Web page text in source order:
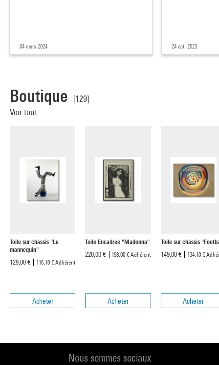
04 mars 2024 24 oct. 2023
Boutique
[129]
Voir tout
Toile sur châssis "Le
mannequin"
129,00 €
116,10 €Adhérent
Acheter
Toile Encadrée "Madonna"
220,00 €
198,00 €Adhérent
Acheter
Toile sur châssis
149,00 €
134,10 €
Acheter
Nous sommes sociaux